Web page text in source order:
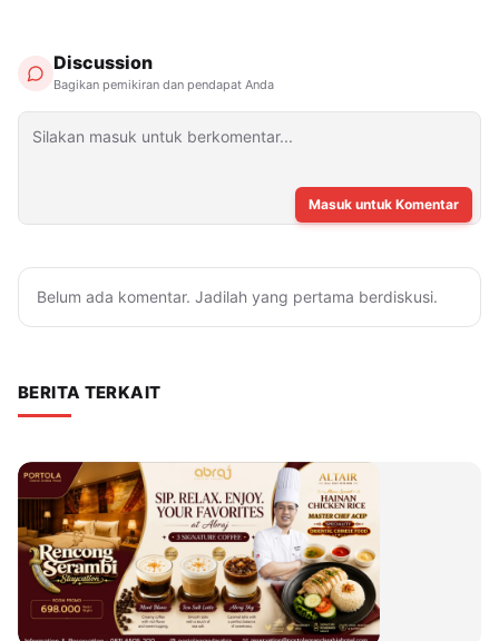
Discussion
Bagikan pemikiran dan pendapat Anda
Masuk untuk Komentar
Belum ada komentar. Jadilah yang pertama berdiskusi.
BERITA TERKAIT